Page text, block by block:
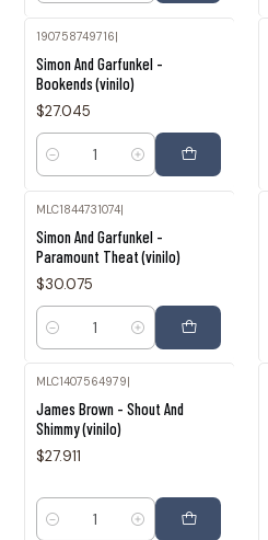
190758749716
Simon And Garfunkel -
Bookends (vinilo)
$27.045
Cantidad
MLC1844731074|
Simon And Garfunkel -
Paramount Theat (vinilo)
$30.075
Cantidad
MLC1407564979
James Brown - Shout And
Shimmy (vinilo)
$27.911
Cantidad